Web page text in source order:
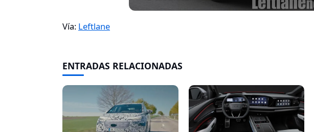
Vía: Leftlane
ENTRADAS RELACIONADAS